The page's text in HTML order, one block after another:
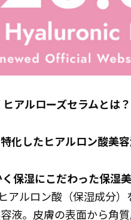
アルローズセラムとは？
化したヒアルロン酸美容
保湿にこだわった保湿美
アルロン酸（保湿成分
液。皮膚の表面から角